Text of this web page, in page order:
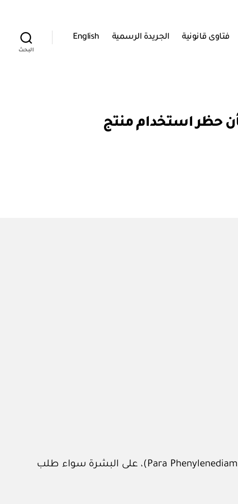
فتاوى قانونية الجريدة الرسمية English
البحث
لحماية المستهلك: قرار رقم ٣٩٣ / ٢٠١٧ بشأن حظر استخدام منتج
يحظر على المزود استخدام منتج الحناء السوداء، الذي يحتوي على مادة البارافينيلين داي امين (Para Phenylenediamine)، على البشرة سواء طلب